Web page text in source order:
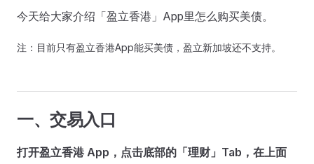
今天给大家介绍「盈立香港」App里怎么购买美债。
注：目前只有盈立香港App能买美债，盈立新加坡还不支持。
一、交易入口
打开盈立香港 App，点击底部的「理财」Tab，在上面